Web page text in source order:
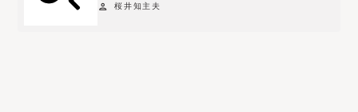
person 桜井知主夫